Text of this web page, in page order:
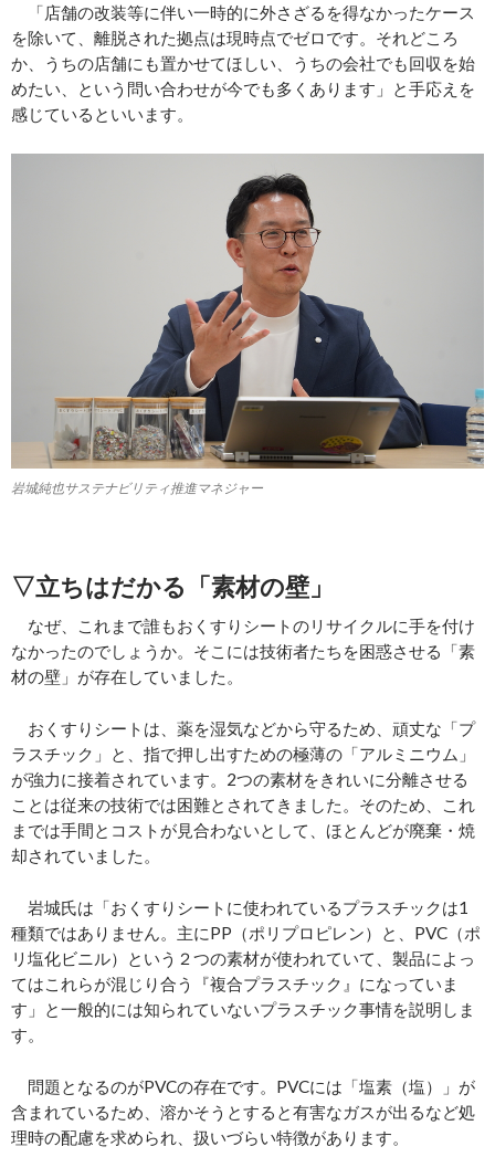
「店舗の改装等に伴い一時的に外さざるを得なかったケース
を除いて、離脱された拠点は現時点でゼロです。それどころ
か、うちの店舗にも置かせてほしい、うちの会社でも回収を始
めたい、という問い合わせが今でも多くあります」と手応えを
感じているといいます。
岩城純也サステナビリティ推進マネジャー
▽立ちはだかる「素材の壁」
なぜ、これまで誰もおくすりシートのリサイクルに手を付け
なかったのでしょうか。そこには技術者たちを困惑させる「素
材の壁」が存在していました。
おくすりシートは、薬を湿気などから守るため、頑丈な「プ
ラスチック」と、指で押し出すための極薄の「アルミニウム」
が強力に接着されています。2つの素材をきれいに分離させる
ことは従来の技術では困難とされてきました。そのため、これ
までは手間とコストが見合わないとして、ほとんどが廃棄・焼
却されていました。
岩城氏は「おくすりシートに使われているプラスチックは1
種類ではありません。主にPP（ポリプロピレン）と、PVC（ポ
リ塩化ビニル）という２つの素材が使われていて、製品によっ
てはこれらが混じり合う『複合プラスチック』になっていま
す」と一般的には知られていないプラスチック事情を説明しま
す。
問題となるのがPVCの存在です。PVCには「塩素（塩）」が
含まれているため、溶かそうとすると有害なガスが出るなど処
理時の配慮を求められ、扱いづらい特徴があります。